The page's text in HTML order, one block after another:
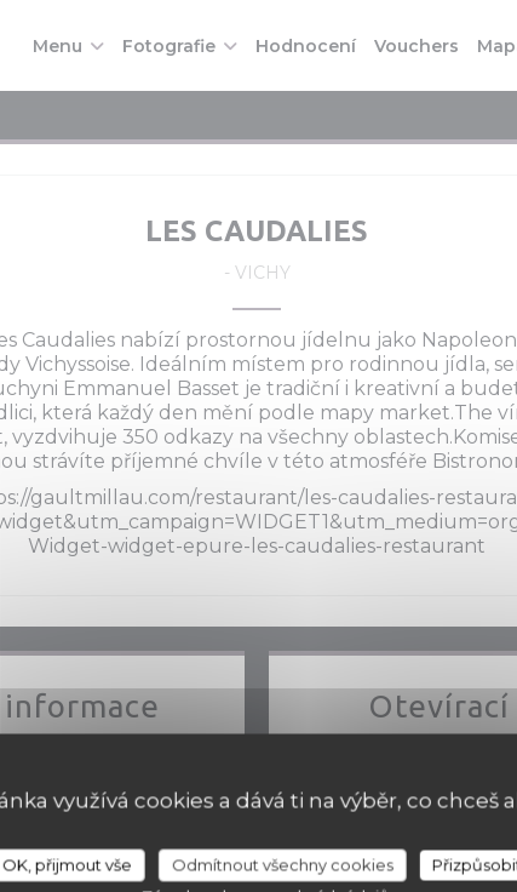
využívá cookies a dává ti na výběr, co chceš
OK, přijmout vše Odmítnout všechny cookies
Menu Fotografie Hodnocení Vouchers
LES CAUDALIES
- VICHY
Caudalies nabízí prostornou jídelnu jako
Vichyssoise. Ideálním místem pro rodinnou jídla,
Emmanuel Basset je tradiční i kreativní a
která každý den mění podle mapy market.The
vyzdvihuje 350 odkazy na všechny
strávíte příjemné chvíle v této atmosféře
gaultmillau.com/restaurant/les-caudalies-
Widget-widget-epure-les-caudalies-restaurant
Cash, Debit Card,
Express
Středa